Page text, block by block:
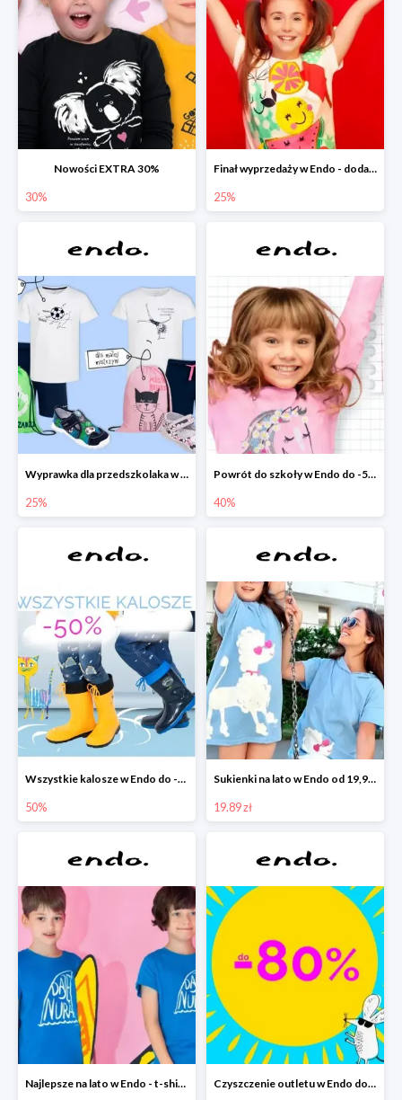
Nowości EXTRA 30%
30%
Finał wyprzedaży w Endo - dodatkowe 25% rabatu w Endo
25%
Wyprawka dla przedszkolaka w Endo do -25%
25%
Powrót do szkoły w Endo do -50%
40%
Wszystkie kalosze w Endo do -50%
50%
Sukienki na lato w Endo od 19,90 zł
19.89 zł
Najlepsze na lato w Endo - t-shirty od 9,90 zł i krótkie spodenki od 19,90 zł Czyszczenie outletu w Endo do -80%